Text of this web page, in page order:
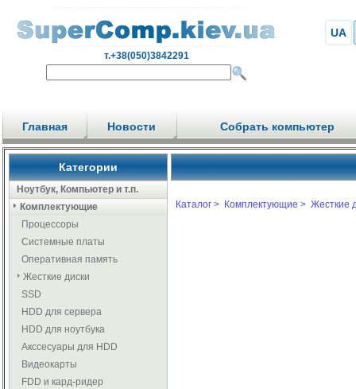
т.+38(050)3842291
UA
Главная Новости Собрать компьютер
Категории
Ноутбук, Компьютер и т.п.
Комплектующие
Процессоры
Системные платы
Оперативная память
Жесткие диски
SSD
HDD для сервера
HDD для ноутбука
Акссесуары для HDD
Видеокарты
FDD и кард-ридер
Каталог > Комплектующие > Жесткие